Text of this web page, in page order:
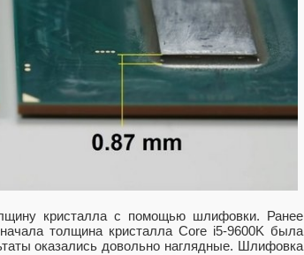
кристалла с помощью шлифовки. Ранее
толщина кристалла Core i5-9600K была
оказались довольно наглядные. Шлифовка